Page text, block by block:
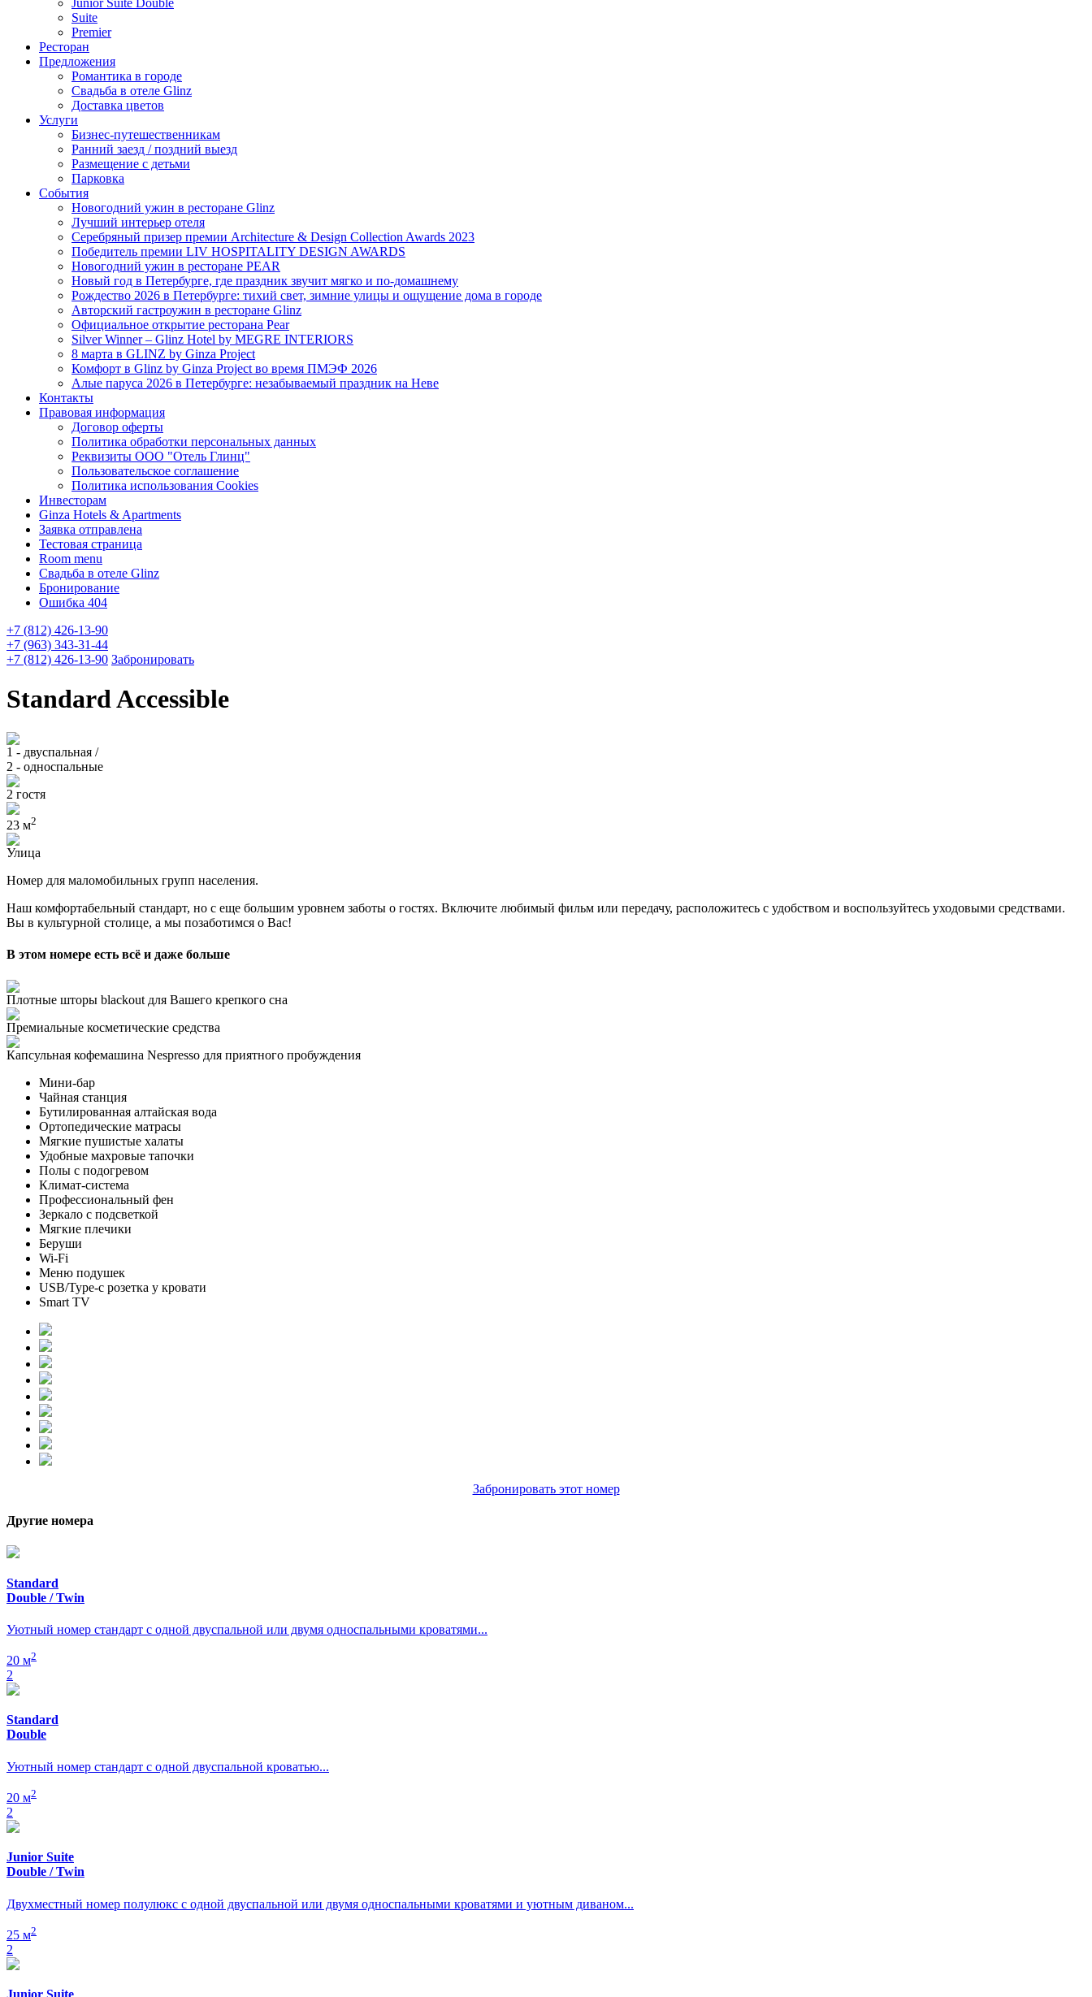
Junior Suite Double
Suite
Premier
Ресторан
Предложения
Романтика в городе
Свадьба в отеле Glinz
Доставка цветов
Услуги
Бизнес-путешественникам
Ранний заезд / поздний выезд
Размещение с детьми
Парковка
События
Новогодний ужин в ресторане Glinz
Лучший интерьер отеля
Серебряный призер премии Architecture & Design Collection Awards 2023
Победитель премии LIV HOSPITALITY DESIGN AWARDS
Новогодний ужин в ресторане PEAR
Новый год в Петербурге, где праздник звучит мягко и по-домашнему
Рождество 2026 в Петербурге: тихий свет, зимние улицы и ощущение дома в городе
Авторский гастроужин в ресторане Glinz
Официальное открытие ресторана Pear
Silver Winner – Glinz Hotel by MEGRE INTERIORS
8 марта в GLINZ by Ginza Project
Комфорт в Glinz by Ginza Project во время ПМЭФ 2026
Алые паруса 2026 в Петербурге: незабываемый праздник на Неве
Контакты
Правовая информация
Договор оферты
Политика обработки персональных данных
Реквизиты ООО "Отель Глинц"
Пользовательское соглашение
Политика использования Cookies
Инвесторам
Ginza Hotels & Apartments
Заявка отправлена
Тестовая страница
Room menu
Свадьба в отеле Glinz
Бронирование
Ошибка 404
+7 (812) 426-13-90
+7 (963) 343-31-44
+7 (812) 426-13-90 Забронировать
Standard Accessible
1 - двуспальная /
2 - односпальные
2 гостя
23 м2
Улица
Номер для маломобильных групп населения.
Наш комфортабельный стандарт, но с еще большим уровнем заботы о гостях. Включите любимый фильм или передачу, расположитесь с удобством и воспользуйтесь уходовыми средствами.
Вы в культурной столице, а мы позаботимся о Вас!
В этом номере есть всё и даже больше
Плотные шторы blackout для Вашего крепкого сна
Премиальные косметические средства
Капсульная кофемашина Nespresso для приятного пробуждения
Мини-бар
Чайная станция
Бутилированная алтайская вода
Ортопедические матрасы
Мягкие пушистые халаты
Удобные махровые тапочки
Полы с подогревом
Климат-система
Профессиональный фен
Зеркало с подсветкой
Мягкие плечики
Беруши
Wi-Fi
Меню подушек
USB/Type-c розетка у кровати
Smart TV
Забронировать этот номер
Другие номера
Standard
Double / Twin
Уютный номер стандарт с одной двуспальной или двумя односпальными кроватями...
20 м2
2
Standard
Double
Уютный номер стандарт с одной двуспальной кроватью...
20 м2
2
Junior Suite
Double / Twin
Двухместный номер полулюкс с одной двуспальной или двумя односпальными кроватями и уютным диваном...
25 м2
2